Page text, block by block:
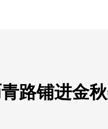
青路铺进金